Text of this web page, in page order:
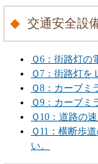
交通安全設
Ｑ6：街路灯の
Ｑ7：街路灯を
Ｑ8：カーブミ
Ｑ9：カーブミ
Ｑ10：道路の
Ｑ11：横断歩
い。